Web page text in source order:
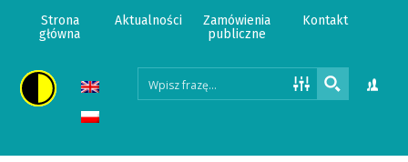
Strona
główna
Aktualności
Zamówienia
publiczne
Kontakt